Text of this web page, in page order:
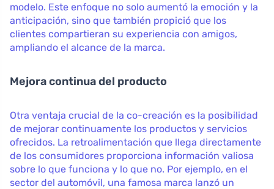
modelo. Este enfoque no solo aumentó la emoción y la
anticipación, sino que también propició que los
clientes compartieran su experiencia con amigos,
ampliando el alcance de la marca.
Mejora continua del producto
Otra ventaja crucial de la co-creación es la posibilidad
de mejorar continuamente los productos y servicios
ofrecidos. La retroalimentación que llega directamente
de los consumidores proporciona información valiosa
sobre lo que funciona y lo que no. Por ejemplo, en el
sector del automóvil, una famosa marca lanzó un